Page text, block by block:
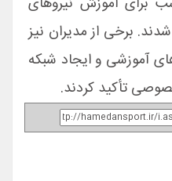
برخی از مدیران نیز
آموزشی و ایجاد شبکه
تأکید کردند.